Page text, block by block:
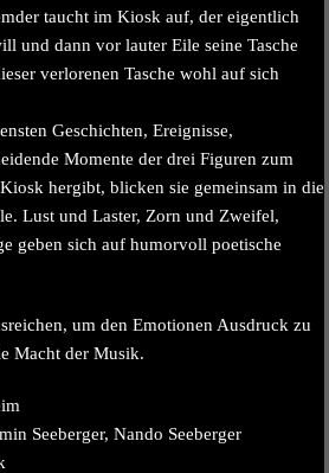
taucht im Kiosk auf, der eigentlich
und dann vor lauter Eile seine Tasche
verlorenen Tasche wohl auf sich
Geschichten, Ereignisse,
Momente der drei Figuren zum
hergibt, blicken sie gemeinsam in die
Lust und Laster, Zorn und Zweifel,
geben sich auf humorvoll poetische
um den Emotionen Ausdruck zu
Macht der Musik.
Seeberger, Nando Seeberger